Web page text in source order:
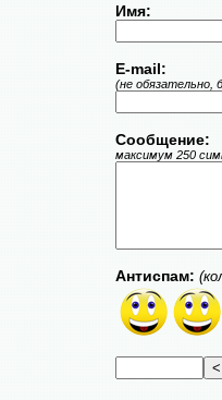
Имя:
E-mail:
(не обязательно,
Сообщение:
максимум 250
Антиспам: